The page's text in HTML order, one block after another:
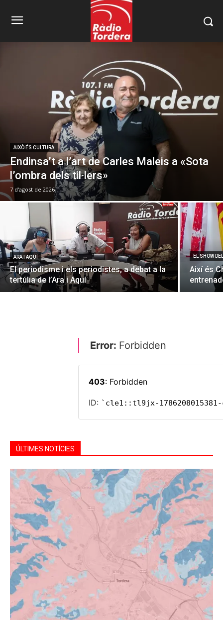
AIXÒ ÉS CULTURA
Endinsa’t a l’art de Carles Maleis a «Sota
l’ombra dels til·lers»
7 d'agost de 2026
ARA I AQUÍ
El periodisme i els periodistes, a debat a la
tertúlia de l’Ara i Aquí
EL SHOW
Així és
ÚLTIMES NOTÍCIES